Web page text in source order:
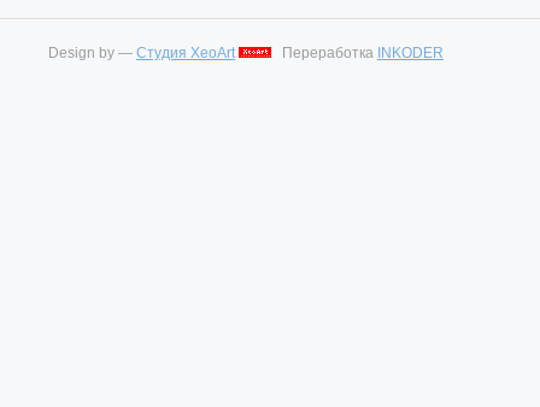
Design by — Студия XeoArt Переработка INKODER